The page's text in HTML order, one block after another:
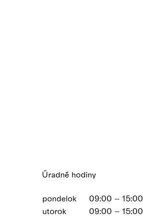
Úradné hodiny
pondelok
09:00 – 15:00
utorok
09:00 – 15:00